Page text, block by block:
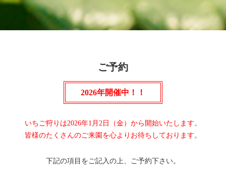
ご予約
2026年開催中！！
いちご狩りは2026年1月2日（金）から開始いたします。
皆様のたくさんのご来園を心よりお待ちしております。
下記の項目をご記入の上、ご予約下さい。